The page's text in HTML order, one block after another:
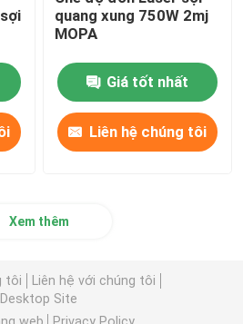
quang xung 750W 2mj
MOPA
Giá tốt nhất
Liên hệ chúng tôi
Xem thêm
tôi
Liên hệ với chúng tôi
Desktop Site
web
Privacy Policy